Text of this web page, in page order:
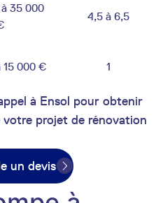
35 000
4,5 à 6,5
15 000 € 1
à Ensol pour obtenir
votre projet de rénovation
un devis